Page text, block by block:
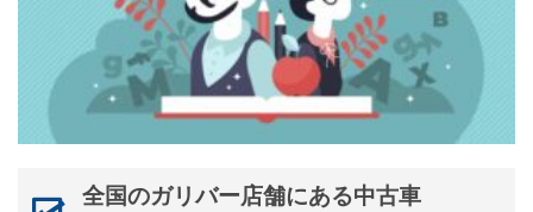
全国のガリバー店舗にある中古車